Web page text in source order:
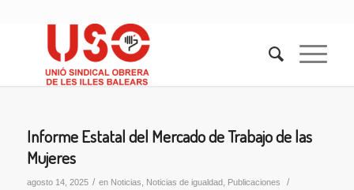
Informe Estatal del Mercado de Trabajo de las
Mujeres
agosto 14, 2025 / en Noticias Noticias de igualdad, Publicaciones /